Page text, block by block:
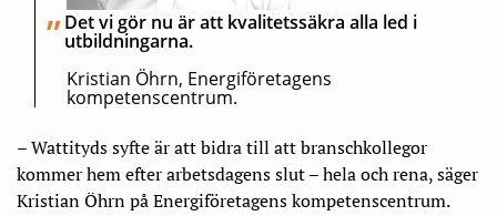
Det vi gör nu är att kvalitetssäkra alla led i
utbildningarna.
Kristian Öhrn, Energiföretagens
kompetenscentrum.
– Wattityds syfte är att bidra till att branschkollegor
kommer hem efter arbetsdagens slut – hela och rena, säger
Kristian Öhrn på Energiföretagens kompetenscentrum.